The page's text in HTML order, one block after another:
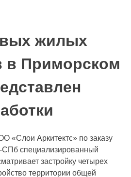
жилых
в Приморском
«Слои Аркитектс» по заказу
СПб специализированный
застройку четырех
территории общей